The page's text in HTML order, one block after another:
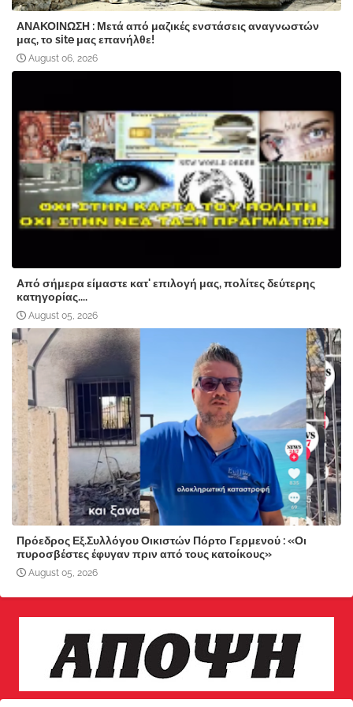
ΑΝΑΚΟΙΝΩΣΗ : Μετά από μαζικές ενστάσεις αναγνωστών
μας, το site μας επανήλθε!
August 06, 2026
Από σήμερα είμαστε κατ' επιλογή μας, πολίτες δεύτερης
κατηγορίας....
August 05, 2026
Πρόεδρος Εξ.Συλλόγου Οικιστών Πόρτο Γερμενού : «Οι
πυροσβέστες έφυγαν πριν από τους κατοίκους»
August 05, 2026